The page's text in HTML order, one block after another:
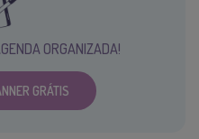
ORGANIZADA!
GRÁTIS